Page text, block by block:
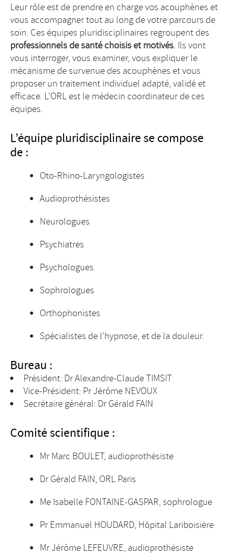
Leur rôle est de prendre en charge vos acouphènes et
vous accompagner tout au long de votre parcours de
soin. Ces équipes pluridisciplinaires regroupent des
professionnels de santé choisis et motivés. Ils vont
vous interroger, vous examiner, vous expliquer le
mécanisme de survenue des acouphènes et vous
proposer un traitement individuel adapté, validé et
efficace. L’ORL est le médecin coordinateur de ces
équipes.
L’équipe pluridisciplinaire se compose
de :
Oto-Rhino-Laryngologistes
Audioprothésistes
Neurologues
Psychiatres
Psychologues
Sophrologues
Orthophonistes
Spécialistes de l’hypnose, et de la douleur.
Bureau :
Président: Dr Alexandre-Claude TIMSIT
Vice-Président: Pr Jérôme NEVOUX
Secrétaire général: Dr Gérald FAIN
Comité scientifique :
Mr Marc BOULET, audioprothésiste
Dr Gérald FAIN, ORL Paris
Me Isabelle FONTAINE-GASPAR, sophrologue
Pr Emmanuel HOUDARD, Hôpital Lariboisière
Mr Jérôme LEFEUVRE, audioprothésiste